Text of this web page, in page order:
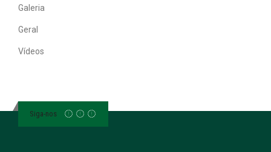
Galeria
Geral
Vídeos
Siga-nos